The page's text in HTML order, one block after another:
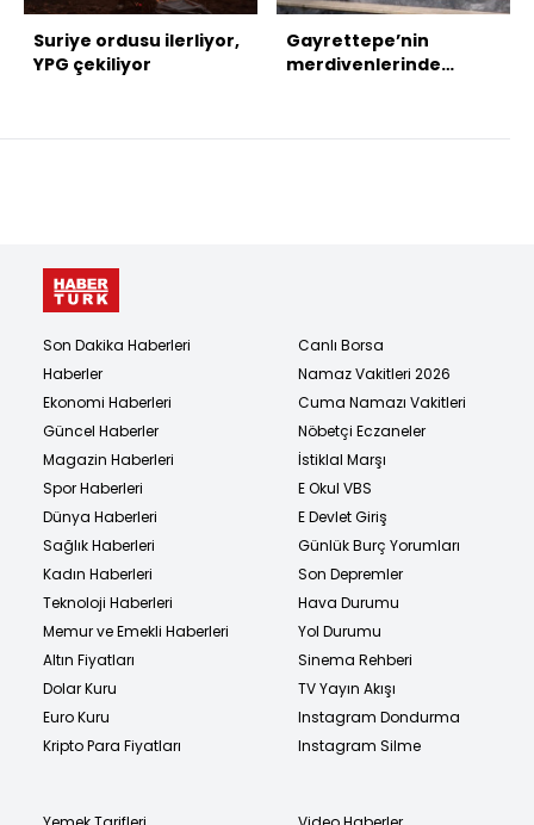
Suriye ordusu ilerliyor,
YPG çekiliyor
Gayrettepe’nin
merdivenlerinde
Son Dakika Haberleri
Haberler
Ekonomi Haberleri
Güncel Haberler
Magazin Haberleri
Spor Haberleri
Dünya Haberleri
Sağlık Haberleri
Kadın Haberleri
Teknoloji Haberleri
Memur ve Emekli Haberleri
Altın Fiyatları
Dolar Kuru
Euro Kuru
Kripto Para Fiyatları
Canlı Borsa
Namaz Vakitleri 2026
Cuma Namazı Vakitleri
Nöbetçi Eczaneler
İstiklal Marşı
E Okul VBS
E Devlet Giriş
Günlük Burç Yorumları
Son Depremler
Hava Durumu
Yol Durumu
Sinema Rehberi
TV Yayın Akışı
Instagram Dondurma
Instagram Silme